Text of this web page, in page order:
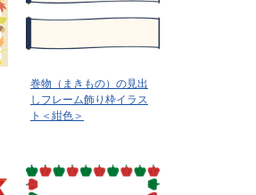
巻物（まきもの）の見出
しフレーム飾り枠イラス
ト＜紺色＞